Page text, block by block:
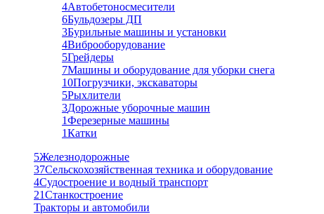
4Автобетоносмесители
6Бульдозеры ДП
3Бурильные машины и установки
4Виброоборудование
5Грейдеры
7Машины и оборудование для уборки снега
10Погрузчики, экскаваторы
5Рыхлители
3Дорожные уборочные машин
1Ферезерные машины
1Катки
5Железнодорожные
37Сельскохозяйственная техника и оборудование
4Судостроение и водный транспорт
21Станкостроение
Тракторы и автомобили